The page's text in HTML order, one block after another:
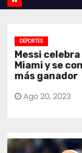
DEPORTES
Messi
Miami y se
más ganador
Ago 20, 2023